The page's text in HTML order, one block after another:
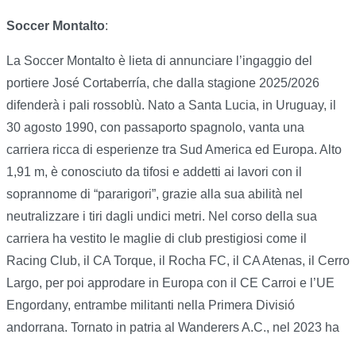
Soccer Montalto:
La Soccer Montalto è lieta di annunciare l’ingaggio del
portiere José Cortaberría, che dalla stagione 2025/2026
difenderà i pali rossoblù. Nato a Santa Lucia, in Uruguay, il
30 agosto 1990, con passaporto spagnolo, vanta una
carriera ricca di esperienze tra Sud America ed Europa. Alto
1,91 m, è conosciuto da tifosi e addetti ai lavori con il
soprannome di “pararigori”, grazie alla sua abilità nel
neutralizzare i tiri dagli undici metri. Nel corso della sua
carriera ha vestito le maglie di club prestigiosi come il
Racing Club, il CA Torque, il Rocha FC, il CA Atenas, il Cerro
Largo, per poi approdare in Europa con il CE Carroi e l’UE
Engordany, entrambe militanti nella Primera Divisió
andorrana. Tornato in patria al Wanderers A.C., nel 2023 ha